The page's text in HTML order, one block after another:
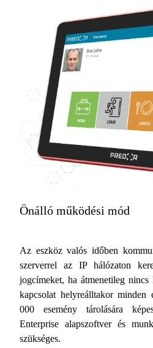
Önálló működési mód
Az eszköz valós időben
szerverrel az IP hálózaton
jogcímeket, ha átmenetileg nincs
kapcsolat helyreálltakor minden
000 esemény tárolására
Enterprise alapszoftver és
szükséges.